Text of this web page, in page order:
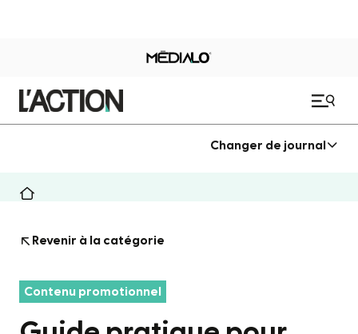
Changer de journal
Revenir à la catégorie
Contenu promotionnel